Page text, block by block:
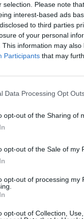
selection. Please note
interest-based ads
to third parties
of your personal
This information may
Participants that may
Data Processing Opt
opt-out of the Sharing of
opt-out of the Sale of my
opt-out of processing my
opt-out of Collection,
szerint a
keretében a SET
hogy a társaság
lát el SAP
köttetett. A
portfolio.hu
cikkarchívum